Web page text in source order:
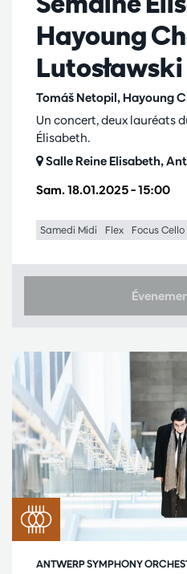
Hayoung
Lutosławski
Tomáš Netopil, Hayoung
Sam. 18.01.2025– 15:00
Un concert, deux lauréats
Élisabeth.
Salle Reine Elisabeth,
Samedi Midi Flex Focus Cello
ANTWERP SYMPHONY